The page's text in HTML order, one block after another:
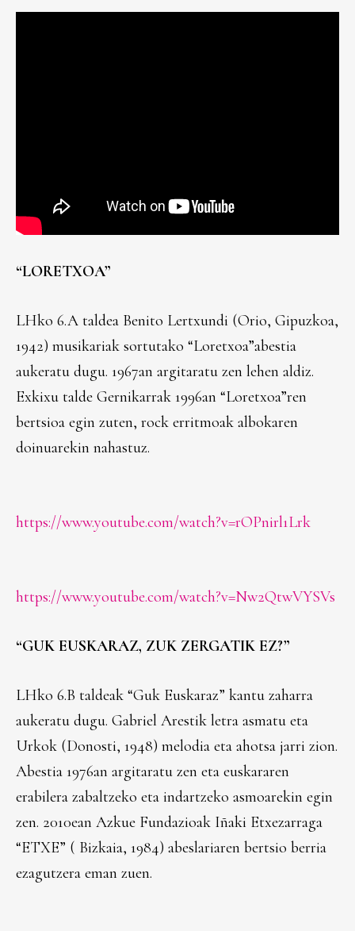
“LORETXOA”
LHko 6.A taldea Benito Lertxundi (Orio, Gipuzkoa,
1942) musikariak sortutako “Loretxoa”abestia
aukeratu dugu. 1967an argitaratu zen lehen aldiz.
Exkixu talde Gernikarrak 1996an “Loretxoa”ren
bertsioa egin zuten, rock erritmoak albokaren
doinuarekin nahastuz.
https://www.youtube.com/watch?v=rOPnirl1Lrk
https://www.youtube.com/watch?v=Nw2QtwVYSVs
“GUK EUSKARAZ, ZUK ZERGATIK EZ?”
LHko 6.B taldeak “Guk Euskaraz” kantu zaharra
aukeratu dugu. Gabriel Arestik letra asmatu eta
Urkok (Donosti, 1948) melodia eta ahotsa jarri zion.
Abestia 1976an argitaratu zen eta euskararen
erabilera zabaltzeko eta indartzeko asmoarekin egin
zen. 2010ean Azkue Fundazioak Iñaki Etxezarraga
“ETXE” ( Bizkaia, 1984) abeslariaren bertsio berria
ezagutzera eman zuen.